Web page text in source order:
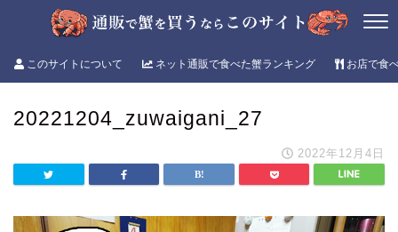
このサイトについて ネット通販で食べた蟹ランキング お店で食
20221204_zuwaigani_27
2022年12月4日